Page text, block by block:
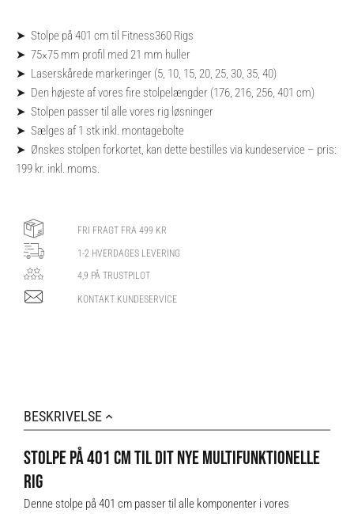
➤ Stolpe på 401 cm til Fitness360 Rigs
➤ 75×75 mm profil med 21 mm huller
➤ Laserskårede markeringer (5, 10, 15, 20, 25, 30, 35, 40)
➤ Den højeste af vores fire stolpelængder (176, 216, 256, 401 cm)
➤ Stolpen passer til alle vores rig løsninger
➤ Sælges af 1 stk inkl. montagebolte
➤ Ønskes stolpen forkortet, kan dette bestilles via kundeservice – pris:
199 kr. inkl. moms.
FRI FRAGT FRA 499 KR
1-2 HVERDAGES LEVERING
4,9 PÅ TRUSTPILOT
KONTAKT KUNDESERVICE
BESKRIVELSE
STOLPE PÅ 401 CM TIL DIT NYE MULTIFUNKTIONELLE
RIG
Denne stolpe på 401 cm passer til alle komponenter i vores